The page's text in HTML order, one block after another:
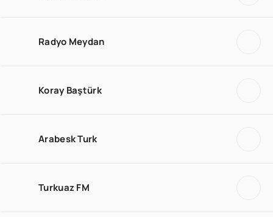
Radyo Meydan
Koray Baştürk
Arabesk Turk
Turkuaz FM